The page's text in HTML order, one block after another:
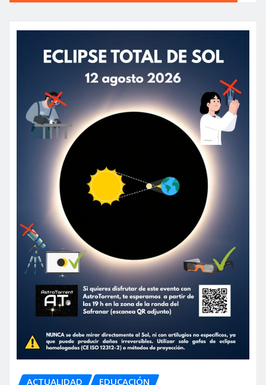
ACTUALIDAD
EDUCACIÓN